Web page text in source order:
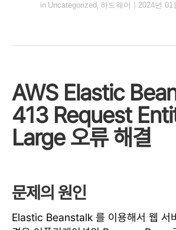
in Uncategorized , 하드웨어 2024년 01
AWS Elastic
413 Request
Large 오류 해결
문제의 원인
Elastic Beanstalk 를 이용해서 웹 서